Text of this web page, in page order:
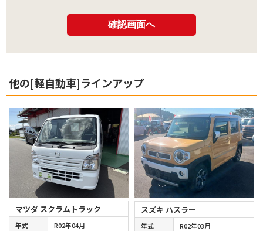
他の[軽自動車]ラインアップ
マツダ スクラムトラック
年式
R02年04月
スズキ ハスラー
年式
R02年03月